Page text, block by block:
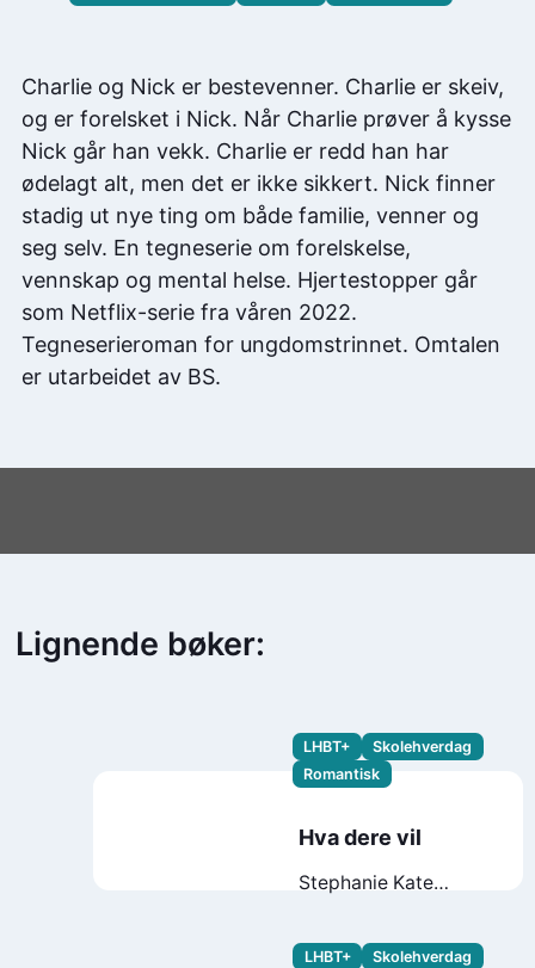
Charlie og Nick er bestevenner. Charlie er skeiv,
og er forelsket i Nick. Når Charlie prøver å kysse
Nick går han vekk. Charlie er redd han har
ødelagt alt, men det er ikke sikkert. Nick finner
stadig ut nye ting om både familie, venner og
seg selv. En tegneserie om forelskelse,
vennskap og mental helse. Hjertestopper går
som Netflix-serie fra våren 2022.
Tegneserieroman for ungdomstrinnet. Omtalen
er utarbeidet av BS.
Lignende bøker:
LHBT+
Skolehverdag
Romantisk
Hva dere vil
Stephanie Kate
Jamie Green
LHBT+
Skolehverdag